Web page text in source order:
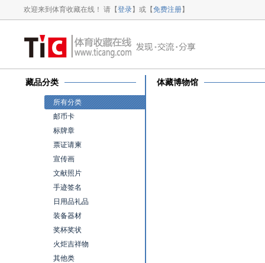
欢迎来到体育收藏在线！ 请【登录】或【免费注册】
藏品分类
所有分类
邮币卡
标牌章
票证请柬
宣传画
文献照片
手迹签名
日用品礼品
装备器材
奖杯奖状
火炬吉祥物
其他类
体藏博物馆